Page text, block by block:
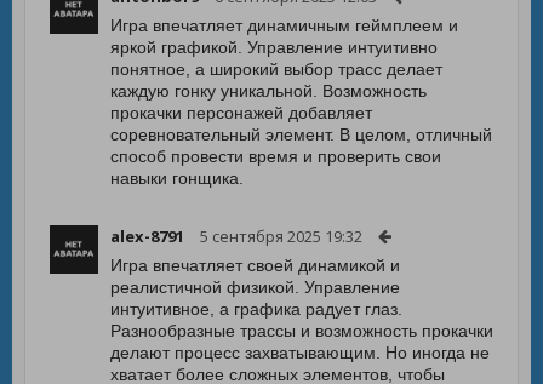
Игра впечатляет динамичным геймплеем и
яркой графикой. Управление интуитивно
понятное, а широкий выбор трасс делает
каждую гонку уникальной. Возможность
прокачки персонажей добавляет
соревновательный элемент. В целом, отличный
способ провести время и проверить свои
навыки гонщика.
alex-8791 5 сентября 2025 19:32
Игра впечатляет своей динамикой и
реалистичной физикой. Управление
интуитивное, а графика радует глаз.
Разнообразные трассы и возможность прокачки
делают процесс захватывающим. Но иногда не
хватает более сложных элементов, чтобы